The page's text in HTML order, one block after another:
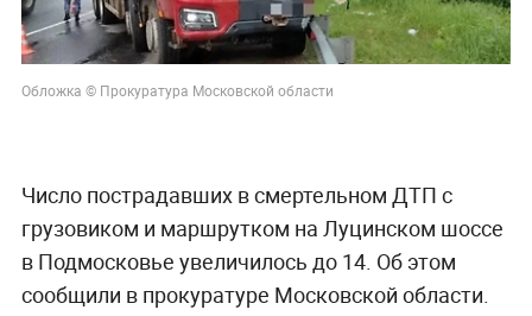
Обложка © Прокуратура Московской области
Число пострадавших в смертельном ДТП с
грузовиком и маршрутком на Луцинском шоссе
в Подмосковье увеличилось до 14. Об этом
сообщили в прокуратуре Московской области.